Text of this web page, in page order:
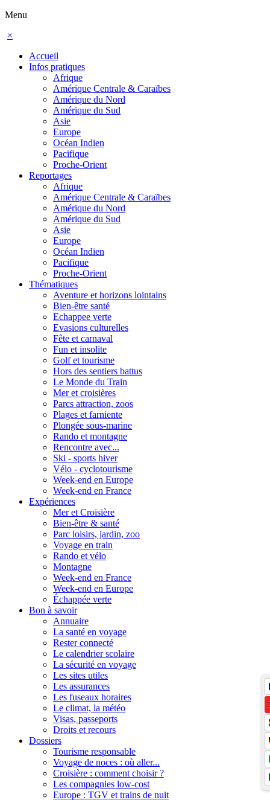
Menu
×
Accueil
Infos pratiques
Afrique
Amérique Centrale & Caraïbes
Amérique du Nord
Amérique du Sud
Asie
Europe
Océan Indien
Pacifique
Proche-Orient
Reportages
Afrique
Amérique Centrale & Caraïbes
Amérique du Nord
Amérique du Sud
Asie
Europe
Océan Indien
Pacifique
Proche-Orient
Thématiques
Aventure et horizons lointains
Bien-être santé
Echappee verte
Evasions culturelles
Fête et carnaval
Fun et insolite
Golf et tourisme
Hors des sentiers battus
Le Monde du Train
Mer et croisières
Parcs attraction, zoos
Plages et farniente
Plongée sous-marine
Rando et montagne
Rencontre avec...
Ski - sports hiver
Vélo - cyclotourisme
Week-end en Europe
Week-end en France
Expériences
Mer et Croisière
Bien-être & santé
Parc loisirs, jardin, zoo
Voyage en train
Rando et vélo
Montagne
Week-end en France
Week-end en Europe
Échappée verte
Bon à savoir
Annuaire
La santé en voyage
Rester connecté
Le calendrier scolaire
La sécurité en voyage
Les sites utiles
Les assurances
Les fuseaux horaires
Le climat, la météo
Visas, passeports
Droits et recours
Dossiers
Tourisme responsable
Voyage de noces : où aller...
Croisière : comment choisir ?
Les compagnies low-cost
Europe : TGV et trains de nuit